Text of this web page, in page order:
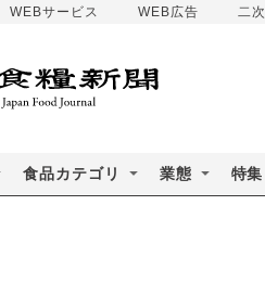
WEBサービス WEB広告 二
食品カテゴリ 業態 特集